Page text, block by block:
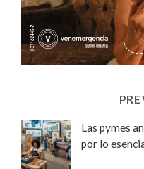
Las pymes
por lo